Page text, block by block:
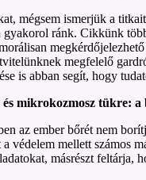
mégsem ismerjük a
gyakorol ránk. Cikkünk
megfelelő
is abban segít, hogy
mikrokozmosz tükre: a
az ember bőrét nem
védelem mellett számos
másrészt feltárja,